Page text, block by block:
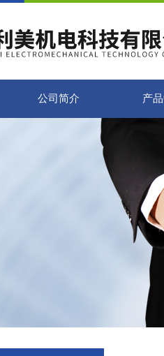
公司简介 产